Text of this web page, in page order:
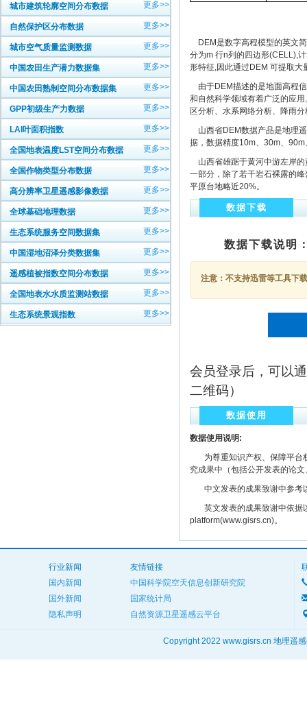
城市建筑轮廓空间分布数据 更多>>
自然保护区分布数据 更多>>
城市空气质量监测数据 更多>>
中国农田生产潜力数据集 更多>>
中国农田熟制空间分布数据集 更多>>
GPP初级生产力数据 更多>>
LAI叶面积指数 更多>>
全国地表温度LST空间分布数据 更多>>
全国作物类型分布数据 更多>>
高分辨率卫星遥感影像数据 更多>>
全球基础地理数据 更多>>
生态系统服务空间数据集 更多>>
中国湿地沼泽分类数据集 更多>>
遥感植被指数空间分布数据 更多>>
全国地表水水质监测站数据 更多>>
生态系统景观指数 更多>>
DEM是数字高程模型的英文
分为m 行n列的四边形(CELL),
形特征,因此通过DEM 可提取
由于DEM描述的是地面高程
和自然科学领域有着广泛的应
区分析、水系网络分析、降雨
山西省DEM数据产品是地理
据，数据精度10m、30m、
山西省雄踞于黄河中游左岸的
一部分，除了若干岩石裸露的
平原台地略近20%。
数据下载
数据下载说明
注意：不支持迅雷等工具下
会员登录后，可以
二维码）
数据使用
数据使用说明:
为尊重知识产权、保障平台
究成果中（包括公开发表的论
中文发表的成果致谢中参考
英文发表的成果致谢中依据
platform(www.gisrs.cn)。
行业新闻
国内新闻
国外新闻
隐私声明
友情链接
中国科学院空天信息创新研究院
国家统计局
自然资源卫星遥感云平台
Copyright 2022 www.gisrs.cn 地理遥